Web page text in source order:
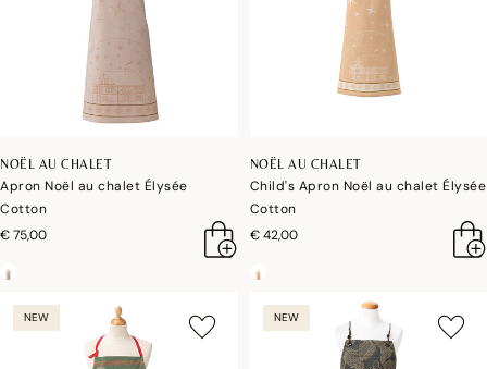
NOËL AU CHALET
Apron Noël au chalet Élysée
Cotton
€ 75,00
NOËL AU CHALET
Child's Apron Noël au chalet Élysée
Cotton
€ 42,00
NEW NEW